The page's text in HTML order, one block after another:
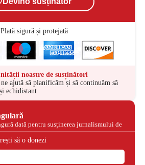
Plată sigură și protejată
noastre de susținători
ajută să planificăm și să continuăm să
echidistant
dată pentru susținerea jurnalismului de
să o donezi